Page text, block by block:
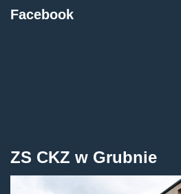
Facebook
ZS CKZ w Grubnie